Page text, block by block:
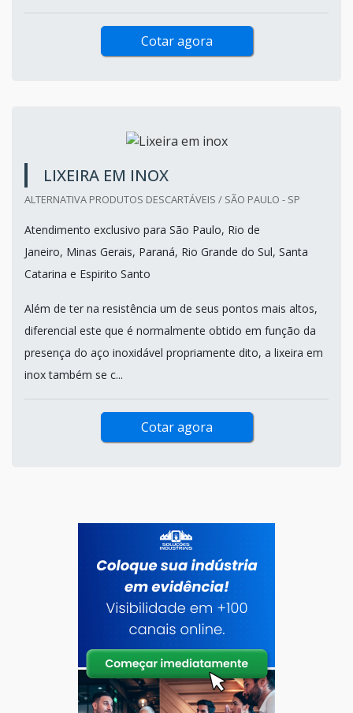
Cotar agora
LIXEIRA EM INOX
ALTERNATIVA PRODUTOS DESCARTÁVEIS / SÃO PAULO - SP
Atendimento exclusivo para São Paulo, Rio de
Janeiro, Minas Gerais, Paraná, Rio Grande do Sul, Santa
Catarina e Espirito Santo
Além de ter na resistência um de seus pontos mais altos,
diferencial este que é normalmente obtido em função da
presença do aço inoxidável propriamente dito, a lixeira em
inox também se c...
Cotar agora